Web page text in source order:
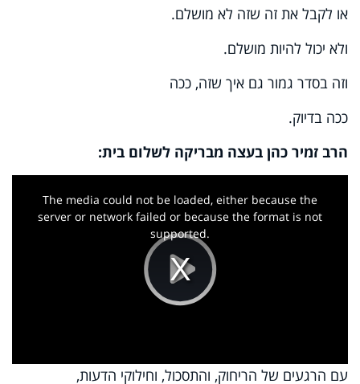
או לקבל את זה שזה לא מושלם.
ולא יכול להיות מושלם.
וזה בסדר גמור גם איך שזה, ככה
ככה בדיוק.
הרב זמיר כהן בעצה מבריקה לשלום בית:
Play
This
The media could not be loaded, either because the
server or network failed or because the format is not
supported.
עם הרגעים של הריחוק, והתסכול, וחילוקי הדעות,